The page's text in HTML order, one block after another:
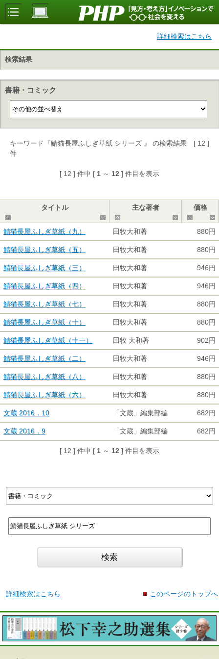
詳細検索はこちら
検索結果
書籍・コミック
キーワード『鯖猫長屋ふしぎ草紙 シリーズ 』 の検索結果 [ 12 ]
件
[ 12 ] 件中 [ 1 ～ 12 ] 件目を表示
タイトル
主な著者
価格
鯖猫長屋ふしぎ草紙（九）
田牧大和著 880円
鯖猫長屋ふしぎ草紙（五） 田牧大和著 880円
鯖猫長屋ふしぎ草紙（三） 田牧大和著 946円
鯖猫長屋ふしぎ草紙（四） 田牧大和著 946円
鯖猫長屋ふしぎ草紙（七） 田牧大和著 880円
鯖猫長屋ふしぎ草紙（十） 田牧大和著 880円
鯖猫長屋ふしぎ草紙（十一） 田牧 大和著 902円
鯖猫長屋ふしぎ草紙（二） 田牧大和著 946円
鯖猫長屋ふしぎ草紙（八） 田牧大和著 880円
鯖猫長屋ふしぎ草紙（六） 田牧大和著 880円
文蔵 2016．10 「文蔵」編集部編 682円
文蔵 2016．9 「文蔵」編集部編 682円
[ 12 ] 件中 [ 1 ～ 12 ] 件目を表示
詳細検索はこちら このページのトップへ